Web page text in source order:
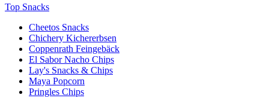
Top Snacks
Cheetos Snacks
Chichery Kichererbsen
Coppenrath Feingebäck
El Sabor Nacho Chips
Lay's Snacks & Chips
Maya Popcorn
Pringles Chips